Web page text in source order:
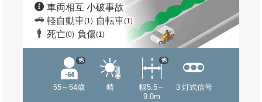
車両相互 小破事故
軽自動車(1) 自転車(1)
死亡(0) 負傷(1)
55～64歳
他
晴
幅5.5～
9.0m
他
３灯式信号